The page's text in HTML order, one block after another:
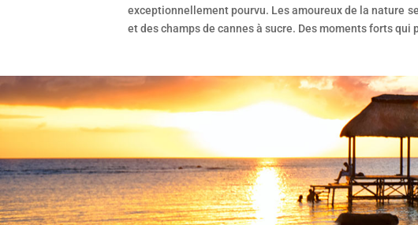
exceptionnellement pourvu. Les amoureux de la nature
et des champs de cannes à sucre. Des moments forts